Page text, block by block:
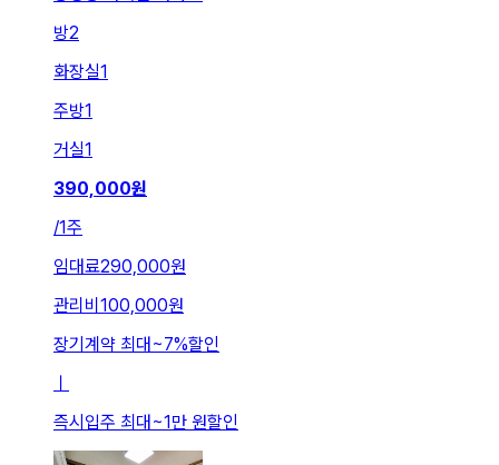
방2
화장실1
주방1
거실1
390,000원
/1주
임대료290,000원
관리비 100,000원
장기계약 최대~7%할인
ㅣ
즉시입주 최대~1만 원할인